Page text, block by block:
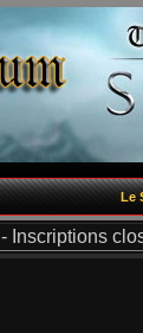
Le
- Inscriptions